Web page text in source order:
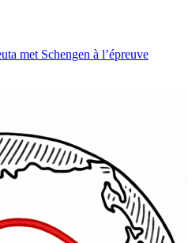
met Schengen à l’épreuve